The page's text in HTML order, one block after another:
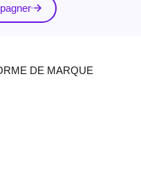
DE MARQUE